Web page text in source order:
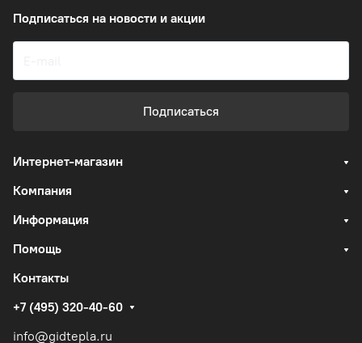
Подписаться на новости и акции
Подписаться
Интернет-магазин
Компания
Информация
Помощь
Контакты
+7 (495) 320-40-60
info@gidtepla.ru